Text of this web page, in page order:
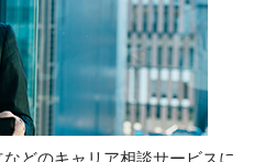
どのキャリア相談サービスに